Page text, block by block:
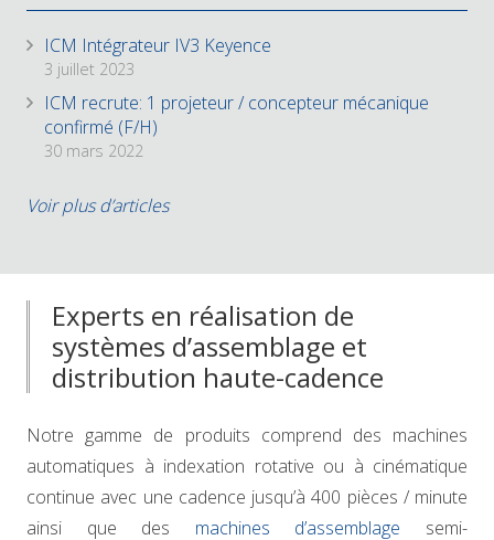
ICM Intégrateur IV3 Keyence
3 juillet 2023
ICM recrute: 1 projeteur / concepteur mécanique
confirmé (F/H)
30 mars 2022
Voir plus d’articles
Experts en réalisation de
systèmes d’assemblage et
distribution haute-cadence
Notre gamme de produits comprend des machines
automatiques à indexation rotative ou à cinématique
continue avec une cadence jusqu’à 400 pièces / minute
ainsi que des machines d’assemblage semi-